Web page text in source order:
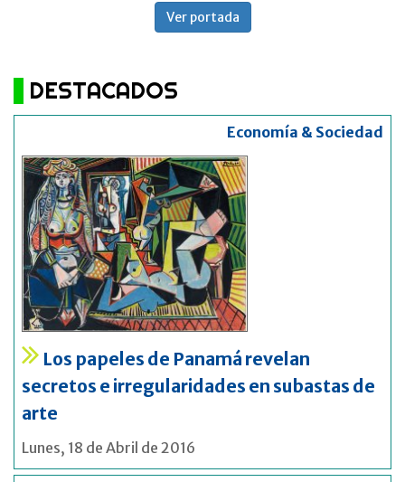
Ver portada
DESTACADOS
Economía & Sociedad
Los papeles de Panamá revelan
secretos e irregularidades en subastas de
arte
Lunes, 18 de Abril de 2016